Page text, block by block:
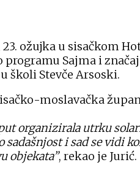
ožujka u sisačkom
programu Sajma i
školi Stevče Arsoski.
moslavačka
organizirala utrku
i sad se vidi
objekata”, rekao je Jurić.